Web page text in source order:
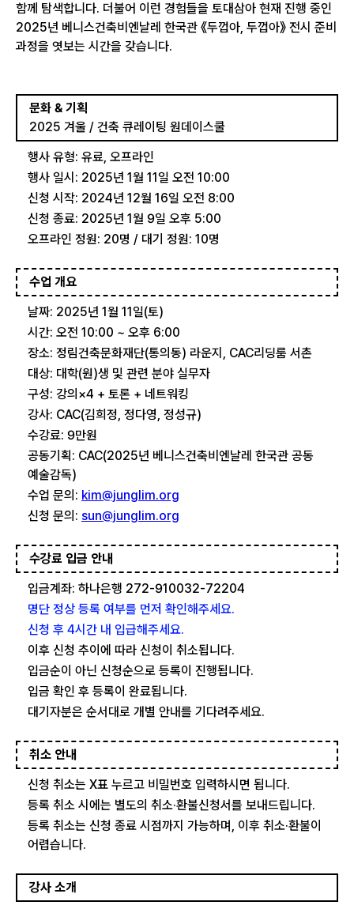
함께 탐색합니다. 더불어 이런 경험들을 토대삼아 현재 진행 중인
2025년 베니스건축비엔날레 한국관 《두껍아, 두껍아》 전시 준비
과정을 엿보는 시간을 갖습니다.
문화 & 기획
2025 겨울 / 건축 큐레이팅 원데이스쿨
행사 유형: 유료, 오프라인
행사 일시: 2025년 1월 11일 오전 10:00
신청 시작: 2024년 12월 16일 오전 8:00
신청 종료: 2025년 1월 9일 오후 5:00
오프라인 정원: 20명 / 대기 정원: 10명
수업 개요
날짜: 2025년 1월 11일(토)
시간: 오전 10:00 ~ 오후 6:00
장소: 정림건축문화재단(통의동) 라운지, CAC리딩룸 서촌
대상: 대학(원)생 및 관련 분야 실무자
구성: 강의×4 + 토론 + 네트워킹
강사: CAC(김희정, 정다영, 정성규)
수강료: 9만원
공동기획: CAC(2025년 베니스건축비엔날레 한국관 공동
예술감독)
수업 문의: kim@junglim.org
신청 문의: sun@junglim.org
수강료 입금 안내
입금계좌: 하나은행 272-910032-72204
명단 정상 등록 여부를 먼저 확인해주세요.
신청 후 4시간 내 입급해주세요.
이후 신청 추이에 따라 신청이 취소됩니다.
입금순이 아닌 신청순으로 등록이 진행됩니다.
입금 확인 후 등록이 완료됩니다.
대기자분은 순서대로 개별 안내를 기다려주세요.
취소 안내
신청 취소는 X표 누르고 비밀번호 입력하시면 됩니다.
등록 취소 시에는 별도의 취소·환불신청서를 보내드립니다.
등록 취소는 신청 종료 시점까지 가능하며, 이후 취소·환불이
어렵습니다.
강사 소개